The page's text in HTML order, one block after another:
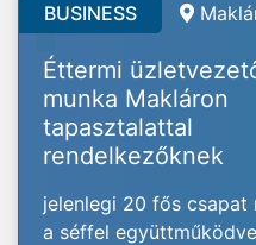
BUSINESS
Éttermi
munka Makláron
tapasztalattal
rendelkezőknek
jelenlegi 20 fős csapat
a séffel